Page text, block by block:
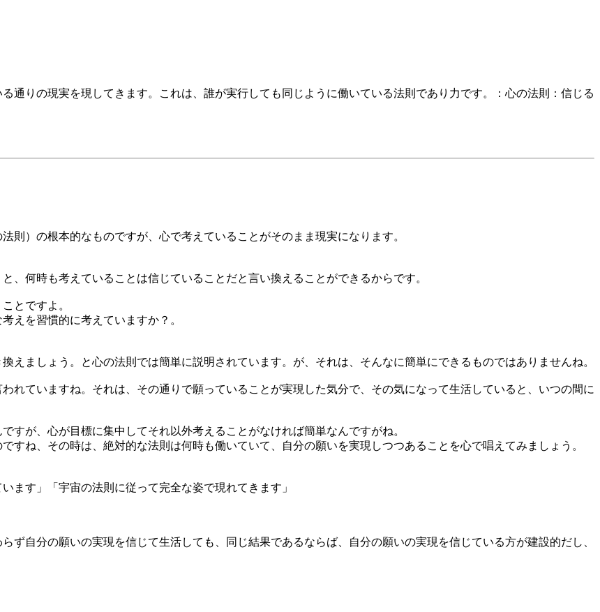
通りの現実を現してきます。これは、誰が実行しても同じように働いている法則であり力です。：心の法則：信じる
則）の根本的なものですが、心で考えていることがそのまま現実になります。
、何時も考えていることは信じていることだと言い換えることができるからです。
とですよ。
えを習慣的に考えていますか？。
えましょう。と心の法則では簡単に説明されています。が、それは、そんなに簡単にできるものではありませんね。
れていますね。それは、その通りで願っていることが実現した気分で、その気になって生活していると、いつの間に
すが、心が目標に集中してそれ以外考えることがなければ簡単なんですがね。
すね、その時は、絶対的な法則は何時も働いていて、自分の願いを実現しつつあることを心で唱えてみましょう。
ます」「宇宙の法則に従って完全な姿で現れてきます」
ず自分の願いの実現を信じて生活しても、同じ結果であるならば、自分の願いの実現を信じている方が建設的だし、